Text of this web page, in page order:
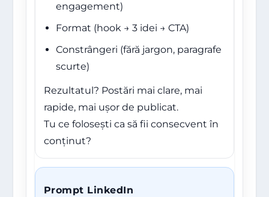
engagement)
Format (hook → 3 idei → CTA)
Constrângeri (fără jargon, paragrafe
scurte)
Rezultatul? Postări mai clare, mai
rapide, mai ușor de publicat.
Tu ce folosești ca să fii consecvent în
conținut?
Prompt LinkedIn